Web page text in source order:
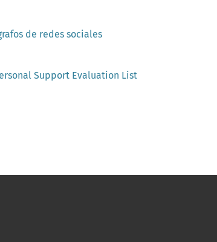
de redes sociales
Support Evaluation List